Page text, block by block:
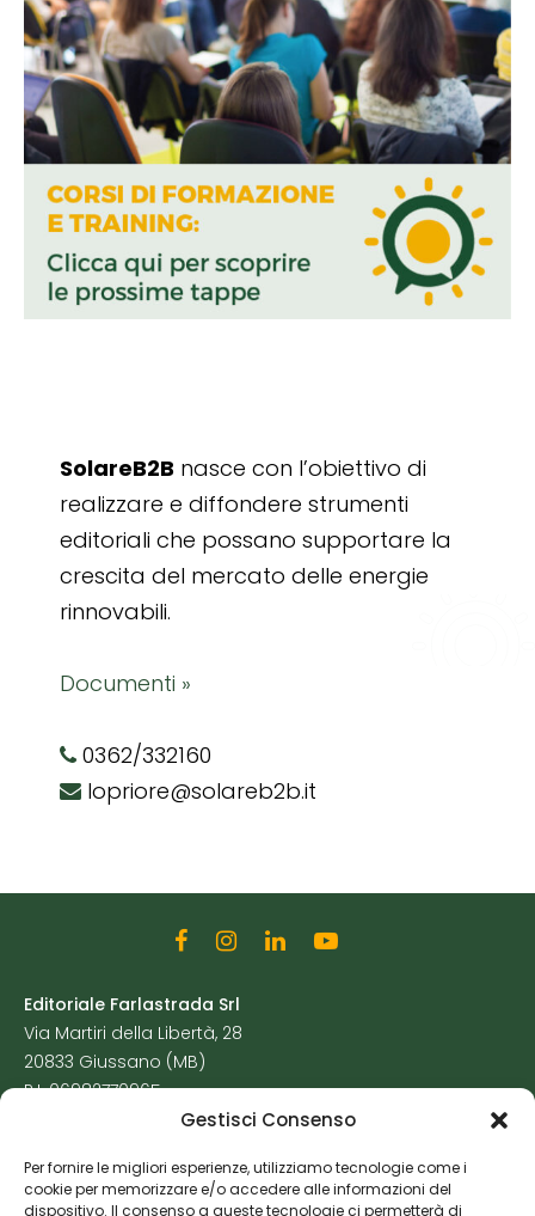
Gestisci Consenso
Per fornire le migliori esperienze, utilizziamo tecnologie come i
cookie per memorizzare e/o accedere alle informazioni del
dispositivo. Il consenso a queste tecnologie ci permetterà di
SolareB2B nasce con l’obiettivo di
realizzare e diffondere strumenti
editoriali che possano supportare la
crescita del mercato delle energie
rinnovabili.
Documenti »
0362/332160
lopriore@solareb2b.it
Editoriale Farlastrada Srl
Via Martiri della Libertà, 28
20833 Giussano (MB)
P.I. 06982770965
Cookie Policy
Risorse Aggiuntive